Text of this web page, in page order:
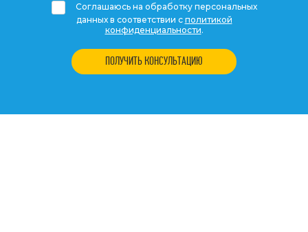
Соглашаюсь на обработку персональных
данных в соответствии с политикой
конфиденциальности.
ПОЛУЧИТЬ КОНСУЛЬТАЦИЮ